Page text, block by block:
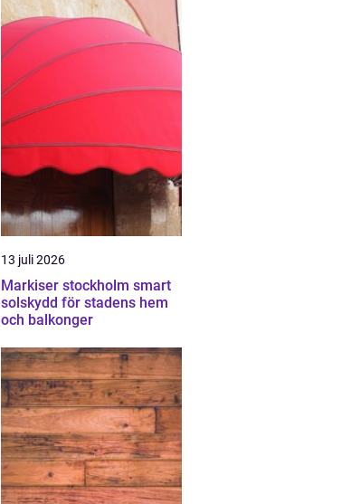
13 juli 2026
Markiser stockholm smart
solskydd för stadens hem
och balkonger